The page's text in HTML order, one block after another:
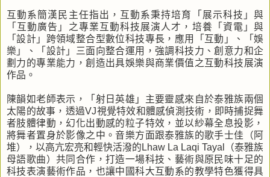
互動系簡漢民主任指出，互動系秉持培育「展示科技」與
「互動廣告」之專業互動科技展演人才，培養「資電」與
「設計」跨領域整合型數位科技專長，應用「互動」、「娛
樂」、「設計」三面向整合運用，強調科技力、創意力和企
劃力的專業能力，創造出具娛樂與商業價值之互動科技展演
作品。
陳韻如老師表示，「射日英雄」主要靈感來自於泰雅族兩個
太陽的故事，透過VJ視覺特效和體感偵測技術，即時捕捉舞
者肢體律動，幻化出動感的粒子特效，並以紗幕全息投影，
將舞者置身於影像之中。音樂方面跟泰雅族的歌手士佳（阿
堆），以高亢宏亮和輕快活潑的Lhaw La Laqi Tayal（泰雅族
母語歌曲）共同合作，打造一場科技、藝術與原民味十足的
科技表演藝術作品，也讓中國科大互動系的教學特色獲得具